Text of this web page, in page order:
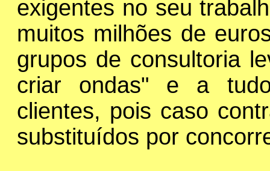
exigentes no seu
muitos milhões de
grupos de consultoria
criar ondas" e a
clientes, pois caso
substituídos por